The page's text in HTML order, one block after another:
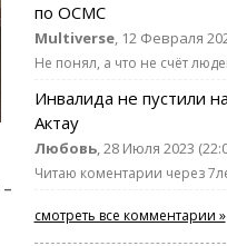
по ОСМС
Multiverse, 12 Февраля
Не понял, а что не счёт
Инвалида не пустили
Актау
Любовь, 28 Июля 2023
Читаю коментарии через
смотреть все комментарии »